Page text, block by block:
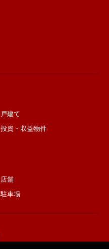
戸建て
投資・収益物件
店舗
駐車場